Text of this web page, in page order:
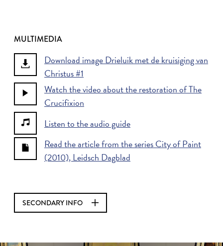
MULTIMEDIA
Download image Drieluik met de kruisiging van
Christus #1
Watch the video about the restoration of The
Crucifixion
Listen to the audio guide
Read the article from the series City of Paint
(2010), Leidsch Dagblad
SECONDARY INFO